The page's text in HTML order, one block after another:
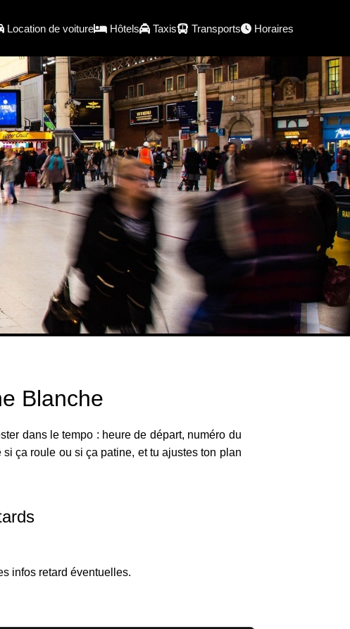
Location de voiture Hôtels Taxis Transports Horaires
Blanche
dans le tempo : heure de départ, numéro du
ça roule ou si ça patine, et tu ajustes ton plan
infos retard éventuelles.